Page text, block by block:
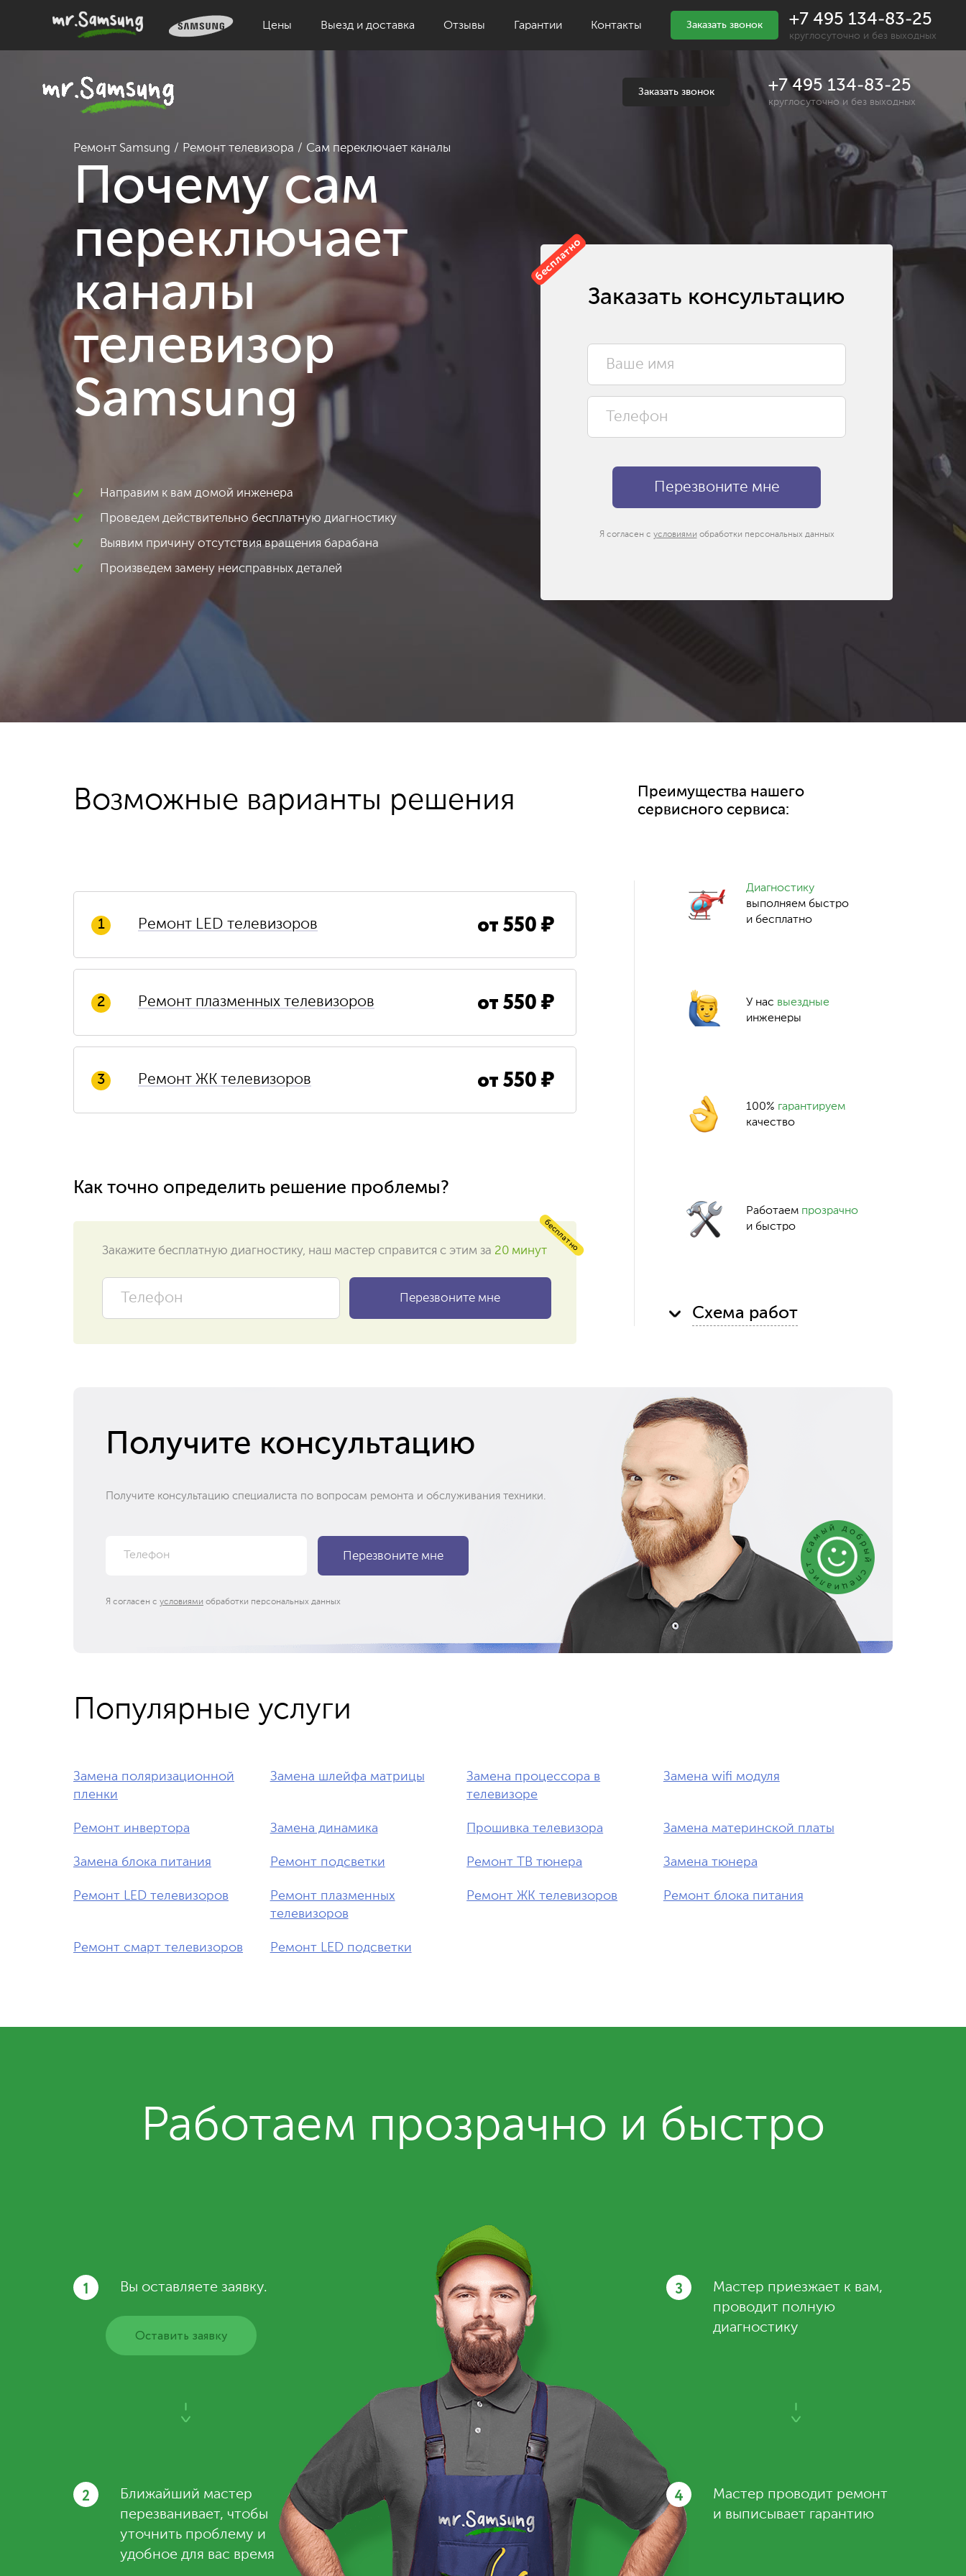
Цены Выезд и доставка Отзывы Гарантии Контакты Заказать звонок +7 495 134-83-25
круглосуточно и без выходных
Заказать звонок +7 495 134-83-25
круглосуточно и без выходных
Ремонт Samsung Ремонт телевизора Сам переключает каналы
Почему сам
переключает
каналы
телевизор
Samsung
Направим к вам домой инженера
Проведем действительно бесплатную диагностику
Выявим причину отсутствия вращения барабана
Произведем замену неисправных деталей
бесплатно
Заказать консультацию
Я согласен с условиями обработки персональных данных
Возможные варианты решения
1 Ремонт LED телевизоров от550₽
2 Ремонт плазменных телевизоров от550₽
3 Ремонт ЖК телевизоров от550₽
Как точно определить решение проблемы?
бесплатно
Закажите бесплатную диагностику, наш мастер справится с этим за 20 минут
Преимущества нашего
сервисного сервиса:
Диагностику
выполняем быстро
и бесплатно
У нас выездные
инженеры
100% гарантируем
качество
Работаем прозрачно
и быстро
Схема работ
Получите консультацию
Получите консультацию специалиста по вопросам ремонта и обслуживания техники.
Я согласен с условиями обработки персональных данных
Популярные услуги
Замена поляризационной
пленки
Замена шлейфа матрицы
Замена процессора в
телевизоре
Замена wifi модуля
Ремонт инвертора Замена динамика Прошивка телевизора Замена материнской платы
Замена блока питания Ремонт подсветки Ремонт ТВ тюнера Замена тюнера
Ремонт LED телевизоров
Ремонт плазменных
телевизоров
Ремонт ЖК телевизоров Ремонт блока питания
Ремонт смарт телевизоров Ремонт LED подсветки
Работаем прозрачно и быстро
1 Вы оставляете заявку.
Оставить заявку
3
Мастер приезжает к вам,
проводит полную
диагностику
2
Ближайший мастер
перезванивает, чтобы
уточнить проблему и
удобное для вас время
4
Мастер проводит ремонт
и выписывает гарантию